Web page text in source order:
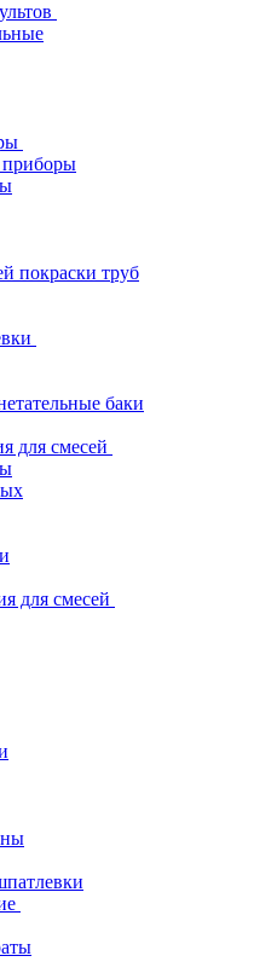
приборы
покраски труб
баки
для смесей
для смесей